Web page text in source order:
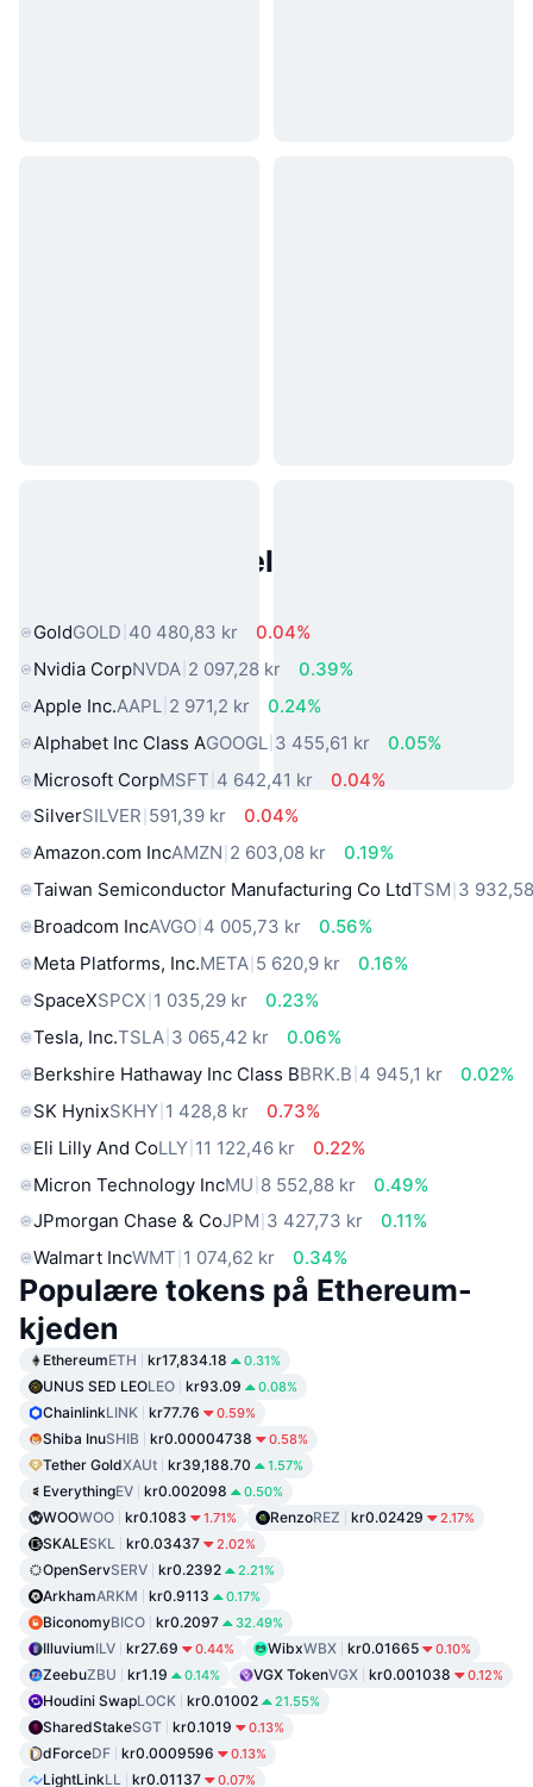
Populære eiendeler fra den
GoldGOLD 40 480,83 kr
0.04%
Nvidia CorpNVDA 2 097,28 kr
0.39%
Apple Inc.AAPL 2 971,2 kr
0.24%
Alphabet Inc Class AGOOGL 3 455,61 kr
0.05%
Microsoft CorpMSFT 4 642,41 kr
0.04%
SilverSILVER 591,39 kr
0.04%
Amazon.com IncAMZN 2 603,08 kr
0.19%
Taiwan Semiconductor Manufacturing Co LtdTSM 3
Broadcom IncAVGO 4 005,73 kr
0.56%
Meta Platforms, Inc.META 5 620,9 kr
0.16%
SpaceXSPCX 1 035,29 kr
0.23%
Tesla, Inc.TSLA 3 065,42 kr
0.06%
Berkshire Hathaway Inc Class BBRK.B 4 945,1 kr
0.02%
SK HynixSKHY 1 428,8 kr
0.73%
Eli Lilly And CoLLY 11 122,46 kr
0.22%
Micron Technology IncMU 8 552,88 kr
0.49%
JPmorgan Chase & CoJPM 3 427,73 kr
0.11%
Walmart IncWMT 1 074,62 kr 0.34%
Populære tokens på Ethereum-
kjeden
EthereumETH kr17,834.18 0.31%
UNUS SED LEOLEO kr93.09 0.08%
ChainlinkLINK kr77.76 0.59%
Shiba InuSHIB kr0.00004738 0.58%
Tether GoldXAUt kr39,188.70 1.57%
EverythingEV kr0.002098 0.50%
WOOWOO kr0.1083 1.71% RenzoREZ kr0.02429 2.17%
SKALESKL kr0.03437 2.02%
OpenServSERV kr0.2392 2.21%
ArkhamARKM kr0.9113 0.17%
BiconomyBICO kr0.2097 32.49%
IlluviumILV kr27.69 0.44% WibxWBX kr0.01665 0.10%
ZeebuZBU kr1.19 0.14% VGX TokenVGX kr0.001038 0.12%
Houdini SwapLOCK kr0.01002 21.55%
SharedStakeSGT kr0.1019 0.13%
dForceDF kr0.0009596 0.13%
LightLinkLL kr0.01137 0.07%